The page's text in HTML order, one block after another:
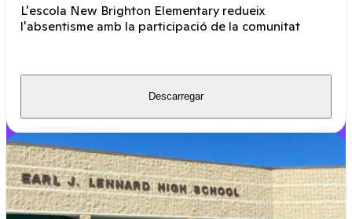
L'escola New Brighton Elementary redueix
l'absentisme amb la participació de la comunitat
Descarregar